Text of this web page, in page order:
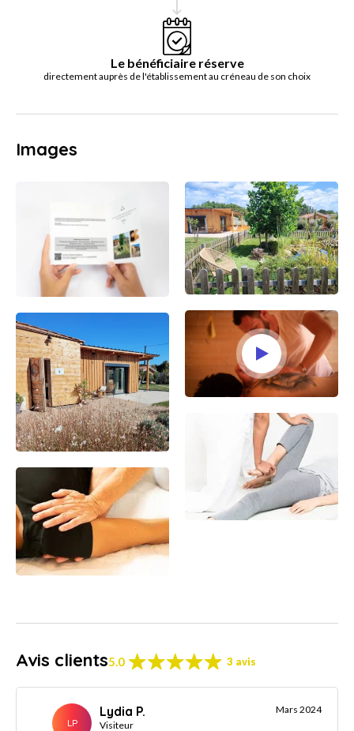
Le bénéficiaire réserve
directement auprès de l'établissement au créneau de son choix
Images
Avis clients5.0 3 avis
LP
Lydia P.
Visiteur
Mars 2024